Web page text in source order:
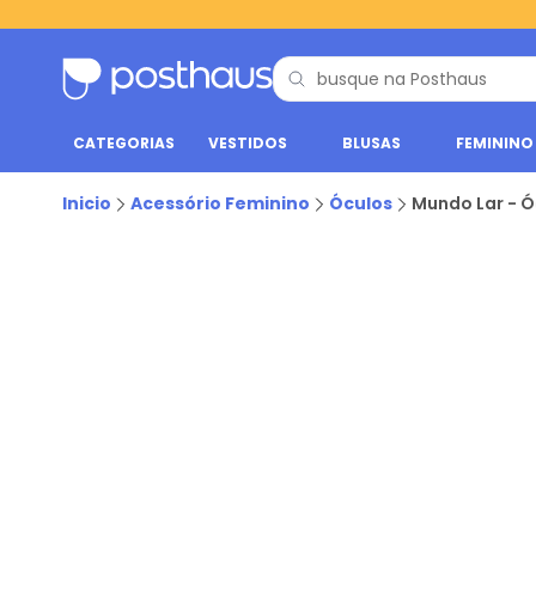
CATEGORIAS VESTIDOS BLUSAS FEMININO
Inicio Acessório Feminino Óculos Mundo Lar -